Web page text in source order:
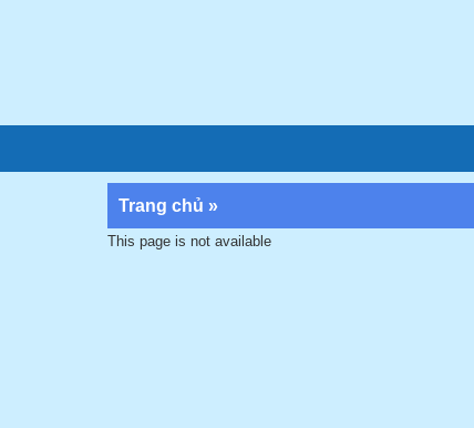
This page is not available
Trang chủ »